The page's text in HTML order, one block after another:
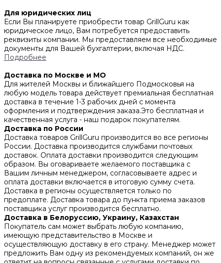
Для юридических лиц
Если Вы планируете приобрести товар GrillGuru как
юридическое лицо, Вам потребуется предоставить
реквизиты компании. Мы предоставляем все необходимые
документы для Вашей бухгалтерии, включая НДС.
Подробнее
Доставка по Москве и МО
Для жителей Москвы и ближайшего Подмосковья на
любую модель товара действует премиальная бесплатная
доставка в течение 1-3 рабочих дней с момента
оформления и подтверждения заказа.Это бесплатная и
качественная услуга - наш подарок покупателям.
Доставка по России
Доставка товаров GrillGuru производится во все регионы
России. Доставка производится службами почтовых
доставок. Оплата доставки производится следующим
образом. Вы оговариваете желаемого поставщика с
Вашим личным менеджером, согласовываете адрес и
оплата доставки включается в итоговую сумму счета.
Доставка в регионы осуществляется только по
предоплате. Доставка товара до пункта приема заказов
поставщика услуг производится бесплатно.
Доставка в Белоруссию, Украину, Казахстан
Покупатель сам может выбрать любую компанию,
имеющую представительство в Москве и
осуществляющую доставку в его страну. Менеджер может
предложить Вам одну из рекомендуемых компаний, он же